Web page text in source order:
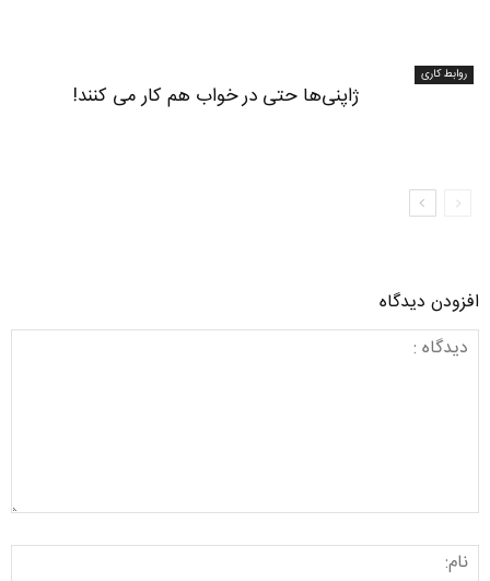
روابط کاری
ژاپنی‌ها حتی در خواب هم کار می کنند!
افزودن دیدگاه